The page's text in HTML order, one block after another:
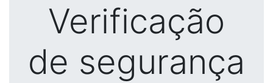
Verificação
de segurança